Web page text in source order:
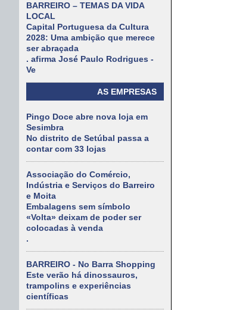
BARREIRO – TEMAS DA VIDA
LOCAL
Capital Portuguesa da Cultura
2028: Uma ambição que merece
ser abraçada
. afirma José Paulo Rodrigues -
Ve
AS EMPRESAS
Pingo Doce abre nova loja em
Sesimbra
No distrito de Setúbal passa a
contar com 33 lojas
Associação do Comércio,
Indústria e Serviços do Barreiro
e Moita
Embalagens sem símbolo
«Volta» deixam de poder ser
colocadas à venda
.
BARREIRO - No Barra Shopping
Este verão há dinossauros,
trampolins e experiências
científicas